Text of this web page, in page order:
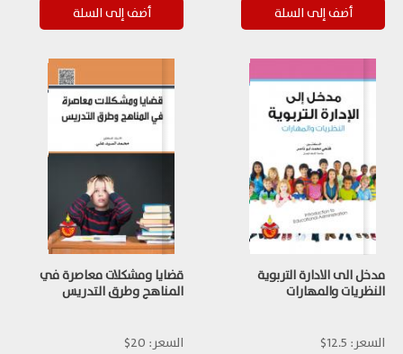
مدخل الى الادارة التربوية
النظريات والمهارات
السعر: 12.5$
قضايا ومشكلات معاصرة في
المناهج وطرق التدريس
السعر: 20$